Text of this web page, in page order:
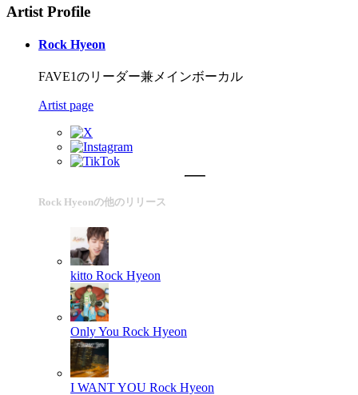
Artist Profile
Rock Hyeon
FAVE1のリーダー兼メインボーカル
Artist page
Rock Hyeonの他のリリース
kitto Rock Hyeon
Only You Rock Hyeon
I WANT YOU Rock Hyeon